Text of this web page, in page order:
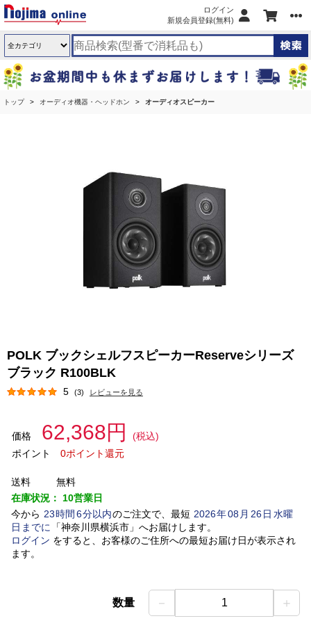
ログイン
新規会員登録(無料)
トップ オーディオ機器・ヘッドホン オーディオスピーカー
POLK ブックシェルフスピーカーReserveシリーズ
ブラック R100BLK
5 (3) レビューを見る
価格 62,368円
(税込)
ポイント
0ポイント還元
送料
無料
在庫状況： 10営業日
今から 23時間 6分以内のご注文で、最短 2026年08 月 26日水曜
日 までに 「神奈川県横浜市」 へお届けします。
ログイン をすると、お客様のご住所への最短お届け日が表示され
ます。
数量 － 1 ＋